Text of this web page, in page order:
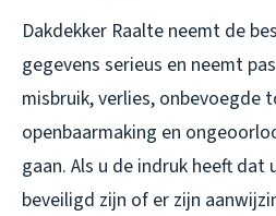
Dakdekker Raalte neemt de
gegevens serieus en neemt
misbruik, verlies, onbevoegde
openbaarmaking en
gaan. Als u de indruk heeft
beveiligd zijn of er zijn